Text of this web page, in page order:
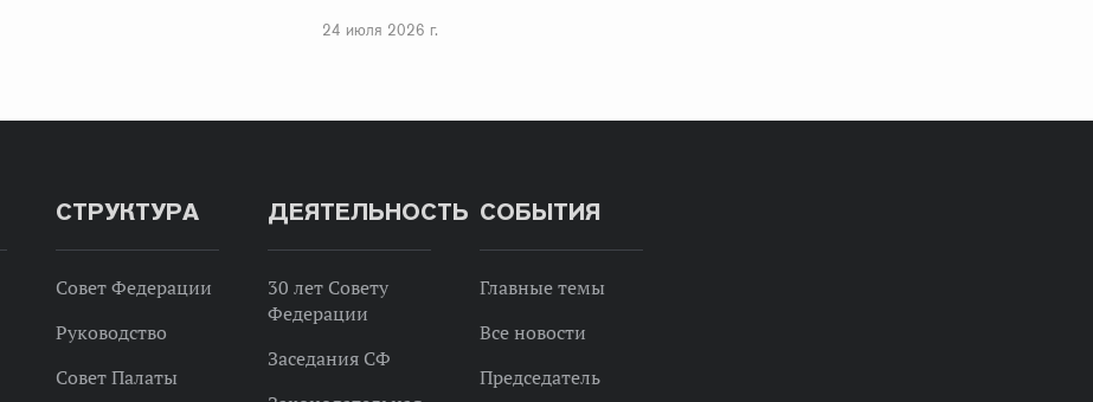
24 июля 2026 г.
СТРУКТУРА
Совет Федерации
Руководство
Совет Палаты
ДЕЯТЕЛЬНОСТЬ
30 лет Совету
Федерации
Заседания СФ
СОБЫТИЯ
Главные темы
Все новости
Председатель